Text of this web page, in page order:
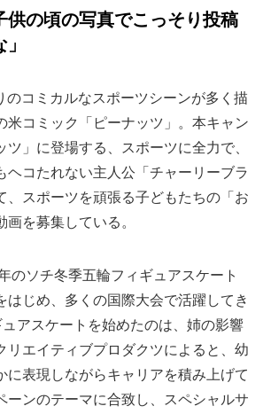
供の頃の写真でこっそり投稿
コミカルなスポーツシーンが多く描
米コミック「ピーナッツ」。本キャン
」に登場する、スポーツに全力で、
ヘコたれない主人公「チャーリーブラ
、スポーツを頑張る子どもたちの「お
を募集している。
のソチ冬季五輪フィギュアスケート
はじめ、多くの国際大会で活躍してき
アスケートを始めたのは、姉の影響
リエイティブプロダクツによると、幼
に表現しながらキャリアを積み上げて
ーンのテーマに合致し、スペシャルサ